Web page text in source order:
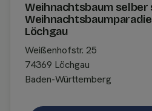
Weihnachtsbaum selber
Löchgau
Weißenhofstr. 25
74369 Löchgau
Baden-Württemberg